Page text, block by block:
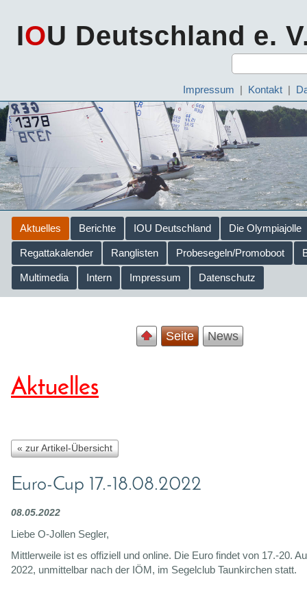
IOU Deutschland e.
Impressum | Kontakt |
Aktuelles Berichte IOU Deutschland Die Olympiajolle
Regattakalender Ranglisten Probesegeln/Promoboot
Multimedia Intern Impressum Datenschutz
Seite News
Aktuelles
« zur Artikel-Übersicht
Euro-Cup 17.-18.08.2022
08.05.2022
Liebe O-Jollen Segler,
Mittlerweile ist es offiziell und online. Die Euro findet von 17.-20.
2022, unmittelbar nach der IÖM, im Segelclub Taunkirchen statt.